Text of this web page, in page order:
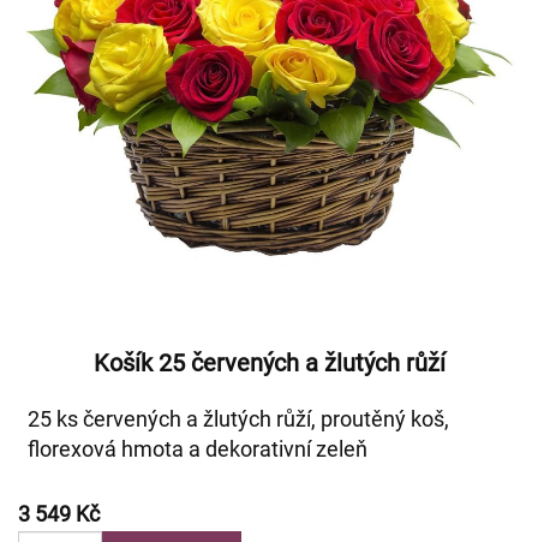
Košík 25 červených a žlutých růží
25 ks červených a žlutých růží, proutěný koš,
florexová hmota a dekorativní zeleň
3 549 Kč